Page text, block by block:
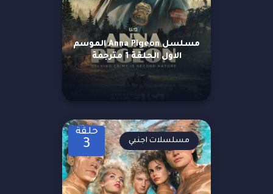
مسلسل Anna Pigeon الموسم
الاول الحلقة 1 مترجمة
حلقة
3 مسلسلات اجنبي